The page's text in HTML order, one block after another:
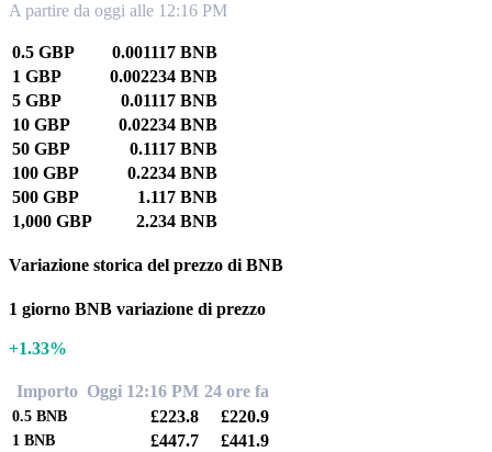
A partire da oggi alle 12:16 PM
0.5 GBP
0.001117 BNB
1 GBP
0.002234 BNB
5 GBP
0.01117 BNB
10 GBP
0.02234 BNB
50 GBP
0.1117 BNB
100 GBP
0.2234 BNB
500 GBP
1.117 BNB
1,000 GBP
2.234 BNB
Variazione storica del prezzo di BNB
1 giorno BNB variazione di prezzo
+1.33%
Importo Oggi 12:16 PM 24 ore fa
0.5 BNB £223.8 £220.9
1 BNB £447.7 £441.9